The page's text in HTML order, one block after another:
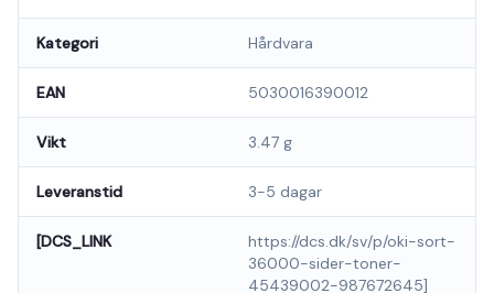
Kategori Hårdvara
EAN 5030016390012
Vikt 3.47 g
Leveranstid 3-5 dagar
[DCS_LINK
https://dcs.dk/sv/p/oki-sort-
36000-sider-toner-
45439002-987672645]